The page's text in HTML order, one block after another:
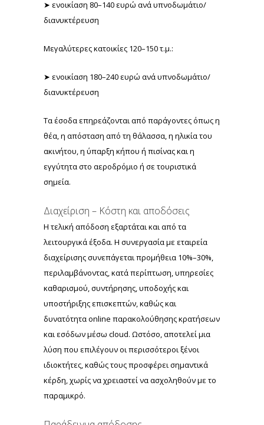
➤ ενοικίαση 80–140 ευρώ ανά υπνοδωμάτιο/
διανυκτέρευση
Μεγαλύτερες κατοικίες 120–150 τ.μ.:
➤ ενοικίαση 180–240 ευρώ ανά υπνοδωμάτιο/
διανυκτέρευση
Τα έσοδα επηρεάζονται από παράγοντες όπως η
θέα, η απόσταση από τη θάλασσα, η ηλικία του
ακινήτου, η ύπαρξη κήπου ή πισίνας και η
εγγύτητα στο αεροδρόμιο ή σε τουριστικά
σημεία.
Διαχείριση – Κόστη και αποδόσεις
Η τελική απόδοση εξαρτάται και από τα
λειτουργικά έξοδα. Η συνεργασία με εταιρεία
διαχείρισης συνεπάγεται προμήθεια 10%–30%,
περιλαμβάνοντας, κατά περίπτωση, υπηρεσίες
καθαρισμού, συντήρησης, υποδοχής και
υποστήριξης επισκεπτών, καθώς και
δυνατότητα online παρακολούθησης κρατήσεων
και εσόδων μέσω cloud. Ωστόσο, αποτελεί μια
λύση που επιλέγουν οι περισσότεροι ξένοι
ιδιοκτήτες, καθώς τους προσφέρει σημαντικά
κέρδη, χωρίς να χρειαστεί να ασχοληθούν με το
παραμικρό.